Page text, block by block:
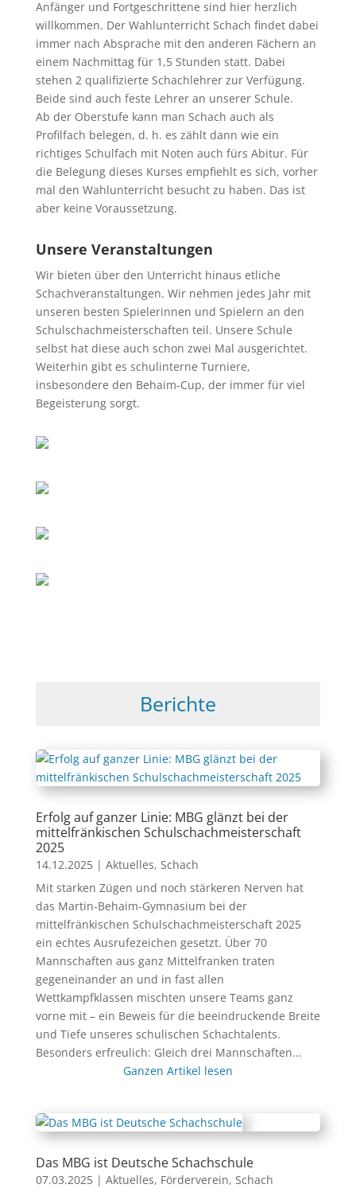
Anfänger und Fortgeschrittene sind hier herzlich
willkommen. Der Wahlunterricht Schach findet dabei
immer nach Absprache mit den anderen Fächern an
einem Nachmittag für 1,5 Stunden statt. Dabei
stehen 2 qualifizierte Schachlehrer zur Verfügung.
Beide sind auch feste Lehrer an unserer Schule.
Ab der Oberstufe kann man Schach auch als
Profilfach belegen, d. h. es zählt dann wie ein
richtiges Schulfach mit Noten auch fürs Abitur. Für
die Belegung dieses Kurses empfiehlt es sich, vorher
mal den Wahlunterricht besucht zu haben. Das ist
aber keine Voraussetzung.
Unsere Veranstaltungen
Wir bieten über den Unterricht hinaus etliche
Schachveranstaltungen. Wir nehmen jedes Jahr mit
unseren besten Spielerinnen und Spielern an den
Schulschachmeisterschaften teil. Unsere Schule
selbst hat diese auch schon zwei Mal ausgerichtet.
Weiterhin gibt es schulinterne Turniere,
insbesondere den Behaim-Cup, der immer für viel
Begeisterung sorgt.
Berichte
Erfolg auf ganzer Linie: MBG glänzt bei der
mittelfränkischen Schulschachmeisterschaft
2025
14.12.2025| Aktuelles, Schach
Mit starken Zügen und noch stärkeren Nerven hat
das Martin-Behaim-Gymnasium bei der
mittelfränkischen Schulschachmeisterschaft 2025
ein echtes Ausrufezeichen gesetzt. Über 70
Mannschaften aus ganz Mittelfranken traten
gegeneinander an und in fast allen
Wettkampfklassen mischten unsere Teams ganz
vorne mit – ein Beweis für die beeindruckende Breite
und Tiefe unseres schulischen Schachtalents.
Besonders erfreulich: Gleich drei Mannschaften...
Ganzen Artikel lesen
Das MBG ist Deutsche Schachschule
07.03.2025| Aktuelles, Förderverein, Schach